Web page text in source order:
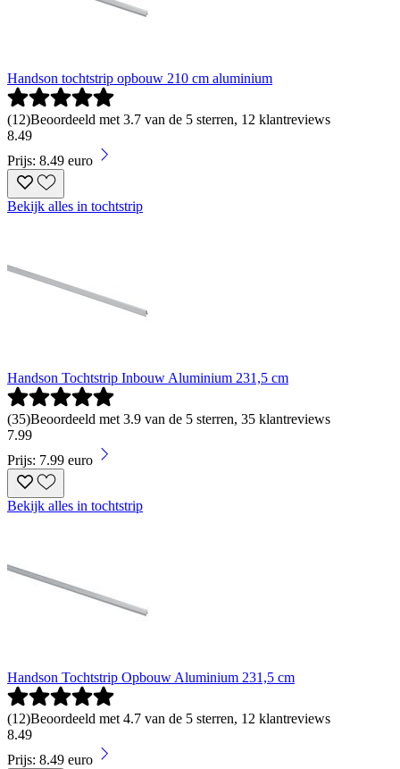
Handson tochtstrip opbouw 210 cm aluminium
(12)Beoordeeld met 3.7 van de 5 sterren, 12 klantreviews
8.49
Prijs: 8.49 euro
Bekijk alles in tochtstrip
Handson Tochtstrip Inbouw Aluminium 231,5 cm
(35)Beoordeeld met 3.9 van de 5 sterren, 35 klantreviews
7.99
Prijs: 7.99 euro
Bekijk alles in tochtstrip
Handson Tochtstrip Opbouw Aluminium 231,5 cm
(12)Beoordeeld met 4.7 van de 5 sterren, 12 klantreviews
8.49
Prijs: 8.49 euro